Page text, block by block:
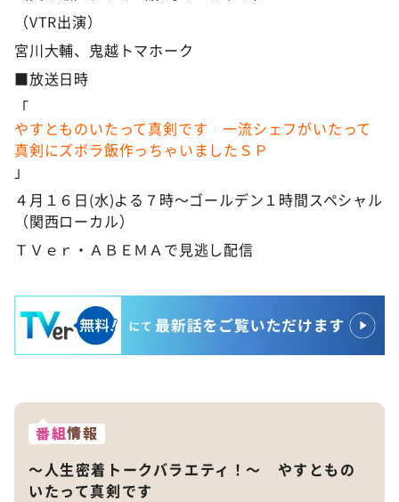
（VTR出演）
宮川大輔、鬼越トマホーク
■放送日時
「
やすとものいたって真剣です 一流シェフがいたって
真剣にズボラ飯作っちゃいましたＳＰ
」
４月１６日(水)よる７時～ゴールデン１時間スペシャル
（関西ローカル）
ＴＶｅｒ・ＡＢＥＭＡで見逃し配信
番組情報
～人生密着トークバラエティ！～ やすともの
いたって真剣です